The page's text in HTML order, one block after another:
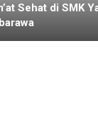
Sehat di SMK